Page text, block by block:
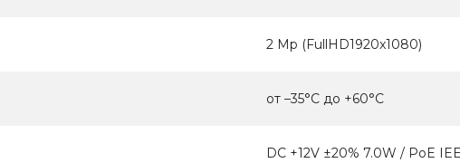
2 Mp (FullHD1920x1080)
от –35°C до +60°C
DC +12V ±20% 7.0W / PoE